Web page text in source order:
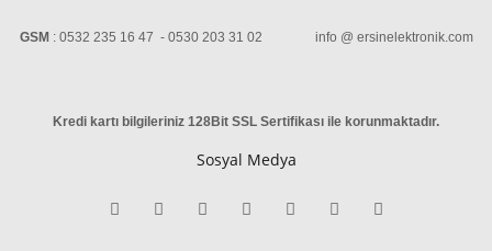
GSM : 0532 235 16 47 - 0530 203 31 02 info @ ersinelektronik.com
Kredi kartı bilgileriniz 128Bit SSL Sertifikası ile korunmaktadır.
Sosyal Medya